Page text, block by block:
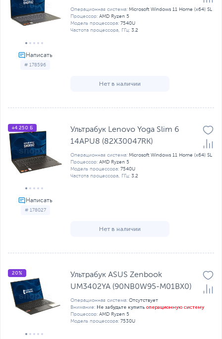
# 178596
Операционная система: Microsoft Windows 11 Home (x64) SL
Процессор: AMD Ryzen 5
Модель процессора: 7540U
Частота процессора, ГГц: 3.2
Нет в наличии
# 178027
+4 250 Б
Ультрабук Lenovo Yoga Slim 6
14APU8 (82X30047RK)
Операционная система: Microsoft Windows 11 Home (x64) SL
Процессор: AMD Ryzen 5
Модель процессора: 7540U
Частота процессора, ГГц: 3.2
Нет в наличии
20%
Ультрабук ASUS Zenbook
UM3402YA (90NB0W95-M01BX0)
Операционная система: Отсутствует
Внимание: Не забудьте купить операционную систему
Процессор: AMD Ryzen 5
Модель процессора: 7530U